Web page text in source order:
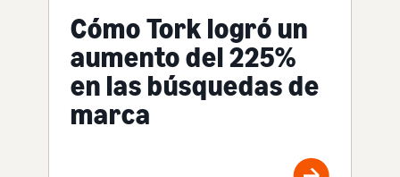
Cómo Tork logró un
aumento del 225%
en las búsquedas de
marca